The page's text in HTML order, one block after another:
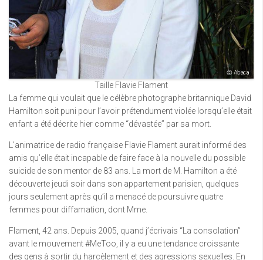
Taille Flavie Flament
La femme qui voulait que le célèbre photographe britannique David
Hamilton soit puni pour l’avoir prétendument violée lorsqu’elle était
enfant a été décrite hier comme “dévastée” par sa mort.
L’animatrice de radio française Flavie Flament aurait informé des
amis qu’elle était incapable de faire face à la nouvelle du possible
suicide de son mentor de 83 ans. La mort de M. Hamilton a été
découverte jeudi soir dans son appartement parisien, quelques
jours seulement après qu’il a menacé de poursuivre quatre
femmes pour diffamation, dont Mme.
Flament, 42 ans. Depuis 2005, quand j’écrivais “La consolation”
avant le mouvement #MeToo, il y a eu une tendance croissante
des gens à sortir du harcèlement et des agressions sexuelles. En